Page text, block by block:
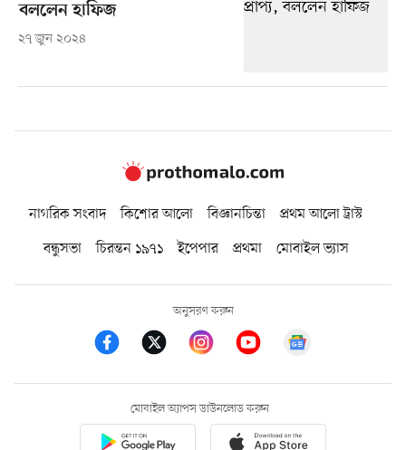
বললেন হাফিজ
২৭ জুন ২০২৪
নাগরিক সংবাদ কিশোর আলো বিজ্ঞানচিন্তা
প্রথম আলো ট্রাস্ট
বন্ধুসভা
চিরন্তন ১৯৭১ ইপেপার প্রথমা মোবাইল ভ্যাস
অনুসরণ করুন
মোবাইল অ্যাপস ডাউনলোড করুন